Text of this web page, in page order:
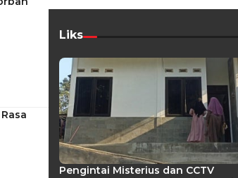
Liks
Pengintai Misterius dan CCTV